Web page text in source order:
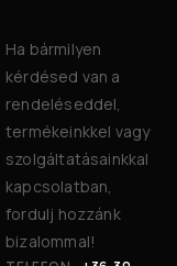
Ha bármilyen
kérdésed van a
rendeléseddel,
termékeinkkel vagy
szolgáltatásainkkal
kapcsolatban,
fordulj hozzánk
bizalommal!